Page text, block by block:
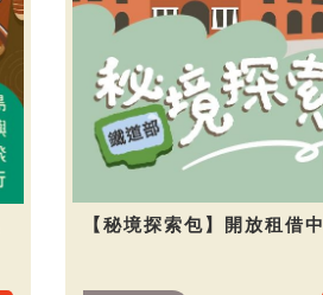
【秘境探索包】開放租借中